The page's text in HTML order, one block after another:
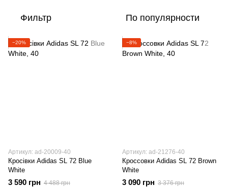
Фильтр По популярности
−20%
Артикул: ad-20009-40
Кросівки Adidas SL 72 Blue
White
3 590 грн 4 488 грн
−8%
Артикул: ad-21276-40
Кроссовки Adidas SL 72 Brown
White
3 090 грн 3 376 грн